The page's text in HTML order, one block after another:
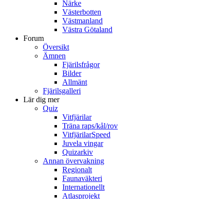
Närke
Västerbotten
Västmanland
Västra Götaland
Forum
Översikt
Ämnen
Fjärilsfrågor
Bilder
Allmänt
Fjärilsgalleri
Lär dig mer
Quiz
Vitfjärilar
Träna raps/kål/rov
VitfjärilarSpeed
Juvela vingar
Quizarkiv
Annan övervakning
Regionalt
Faunaväkteri
Internationellt
Atlasprojekt